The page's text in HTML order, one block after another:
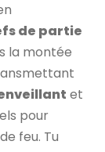
de partie
la montée
et
pour
feu. Tu